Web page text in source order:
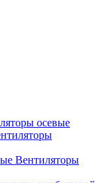
осевые
Вентиляторы